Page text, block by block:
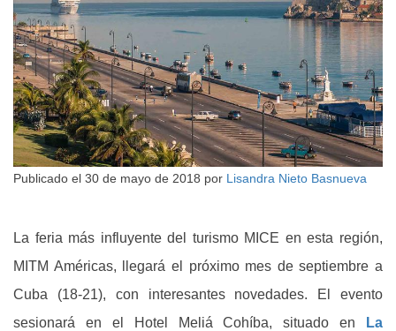
Publicado el 30 de mayo de 2018 por Lisandra Nieto Basnueva
La feria más influyente del turismo MICE en esta región,
MITM Américas, llegará el próximo mes de septiembre a
Cuba (18-21), con interesantes novedades. El evento
sesionará en el Hotel Meliá Cohíba, situado en
La